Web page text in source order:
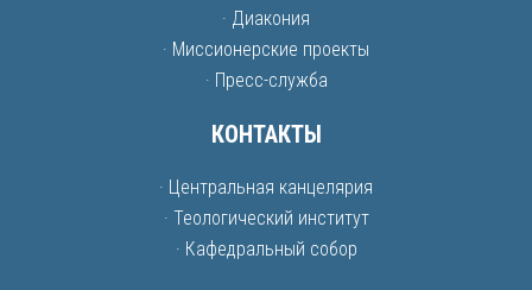
· Диакония
· Миссионерские проекты
· Пресс-служба
КОНТАКТЫ
· Центральная канцелярия
· Теологический институт
· Кафедральный собор